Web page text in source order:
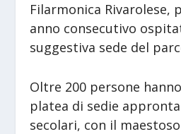
Filarmonica Rivarolese,
anno consecutivo
suggestiva sede del
Oltre 200 persone
platea di sedie
secolari, con il